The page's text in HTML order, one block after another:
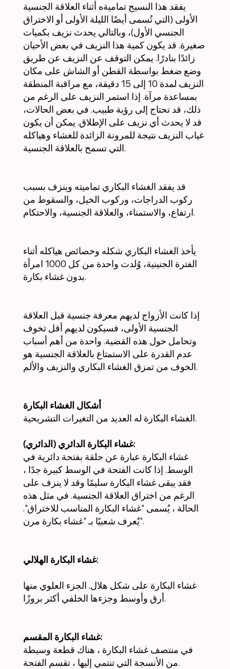
يفقد هذا النسيج تماميةه أثناء العلاقة الجنسية
الأولى (التي تُسمى أيضًا الليلة الأولى أو الاختراق
الجنسي الأول)، وبالتالي يحدث نزيف بكميات
صغيرة. قد يكون كمية هذا النزيف في بعض الأحيان
زائدًا بنادرًا. يمكن التوقف عن النزيف عن طريق
وضع ضغط بواسطة القطن أو الشاش على مكان
النزيف لمدة 10 إلى 15 دقيقة، مع مراقبة المنطقة
بمساعدة مرآة. إذا استمر النزيف على الرغم من
ذلك، قد تحتاج إلى رؤية طبيب. في بعض الحالات،
قد لا يحدث أي نزيف على الإطلاق. يمكن أن يكون
غياب النزيف نتيجة للمرونة الزائدة للغشاء وهياكله
التي تسمح بالعلاقة الجنسية.
قد يفقد الغشاء البكاري تماميته وينزف بسبب
ركوب الدراجات، وركوب الخيل، والسقوط من
ارتفاع، والاستمناء، والعلاقة الجنسية، والاحتكام.
يأخذ الغشاء البكاري شكله وخصائص هياكله أثناء
الفترة الجنينية، وُلدت واحدة من كل 1000 امرأة
بدون غشاء بكارة.
إذا كانت الأزواج لديهم معرفة جنسية قبل العلاقة
الجنسية الأولى، فسيكون لديهم أقل تخوف
وتحامل حول هذه القضية. واحدة من أهم أسباب
عدم القدرة على الاستمتاع بالعلاقة الجنسية هو
الخوف من تمزق الغشاء البكاري والنزيف والألم.
أشكال الغشاء البكارة
الغشاء البكارة له العديد من التغيرات التشريحية.
غشاء البكارة الدائري (الدائري):
غشاء البكارة عبارة عن حلقة بفتحة دائرية في
الوسط. إذا كانت الفتحة في الوسط كبيرة جدًا ،
فقد يبقى غشاء البكارة سليمًا وقد لا ينزف على
الرغم من اختراق العلاقة الجنسية. في مثل هذه
الحالة ، يُسمى "غشاء البكارة المناسب للاختراق".
يُعرف شعبيًا بـ "غشاء بكارة مرن".
غشاء البكارة الهلالي:
غشاء البكارة على شكل هلال. الجزء العلوي منها
أرق وأوسط وجزءها الخلفي أكثر بروزًا.
غشاء البكارة المقسم:
في منتصف غشاء البكارة ، هناك قطعة وسيطة
من الأنسجة التي تنتمي إليها ، تقسم الفتحة.